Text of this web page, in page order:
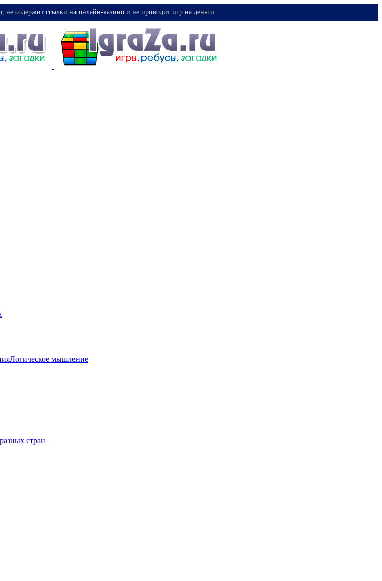
содержит ссылки на онлайн-казино и не проводит игр на деньги
Логическое мышление
стран